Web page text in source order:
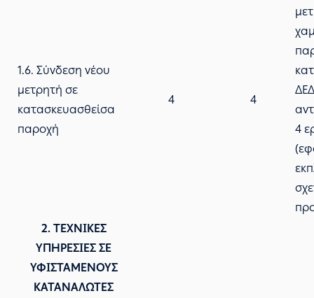
1.6. Σύνδεση νέου
μετρητή σε
κατασκευασθείσα
παροχή
4 4
4
2. ΤΕΧΝΙΚΕΣ
ΥΠΗΡΕΣΙΕΣ ΣΕ
ΥΦΙΣΤΑΜΕΝΟΥΣ
ΚΑΤΑΝΑΛΩΤΕΣ